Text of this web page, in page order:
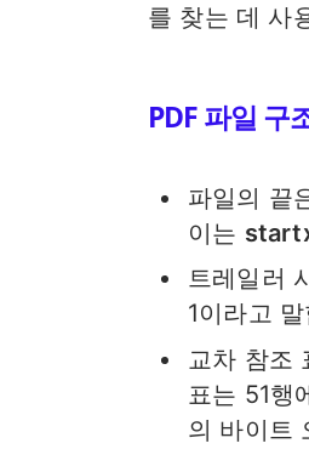
를 찾는 데 사
PDF 파일 구
파일의 끝
이는
트레일러
1이라고
교차 참조
표는 51행
의 바이트